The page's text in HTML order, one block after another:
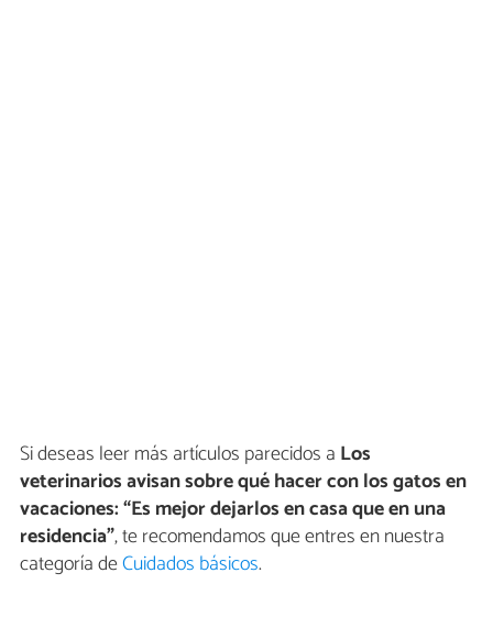
Si deseas leer más artículos parecidos a Los
veterinarios avisan sobre qué hacer con los gatos en
vacaciones: “Es mejor dejarlos en casa que en una
residencia”, te recomendamos que entres en nuestra
categoría deCuidados básicos.